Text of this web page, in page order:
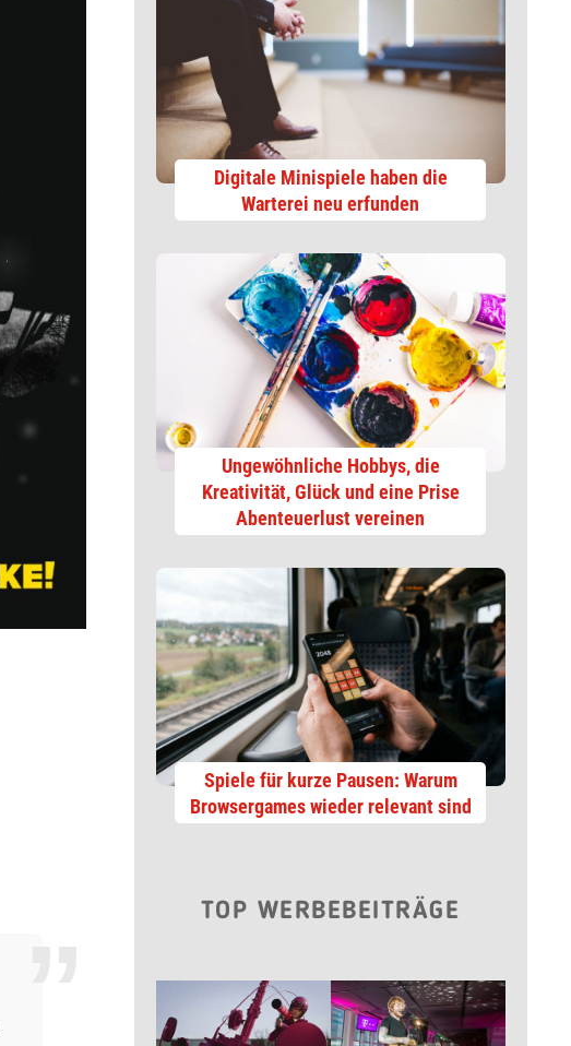
Digitale Minispiele haben die
Warterei neu erfunden
Ungewöhnliche Hobbys, die
Kreativität, Glück und eine Prise
Abenteuerlust vereinen
Spiele für kurze Pausen: Warum
Browsergames wieder relevant sind
TOP WERBEBEITRÄGE